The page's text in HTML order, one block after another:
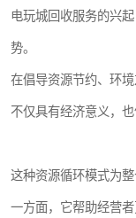
电玩城回收服务的兴
势。
在倡导资源节约、环
不仅具有经济意义，
这种资源循环模式为整
一方面，它帮助经营